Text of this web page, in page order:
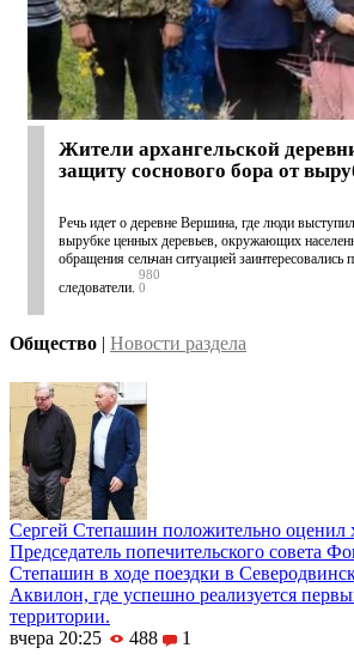
Жители архангельской
защиту соснового бора от
Речь идет о деревне Вершина, где люди
вырубке ценных деревьев, окружающих
обращения сельчан ситуацией заинтересовались
следователи.
980
0
Общество | Новости раздела
Сергей Степашин положительно оценил
Председатель попечительского совета
Степашин в ходе поездки в
Аквилон, где успешно реализуется
территории.
вчера 20:25
488 1